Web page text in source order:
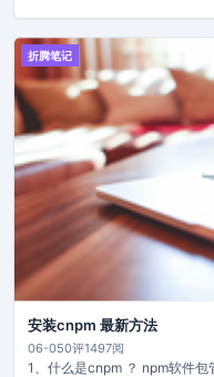
折腾笔记
安装cnpm 最新方法
06-050评1497阅
1、什么是cnpm ？ npm软件